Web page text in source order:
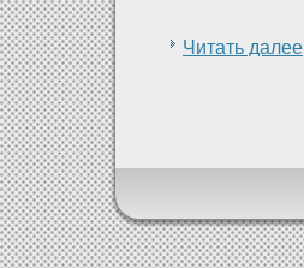
Читать далее